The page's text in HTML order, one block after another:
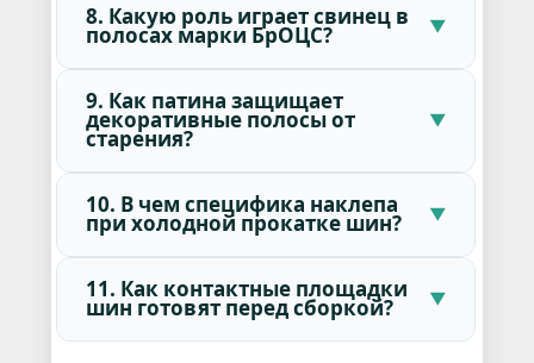
8. Какую роль играет свинец в
полосах марки БрОЦС?
9. Как патина защищает
декоративные полосы от
старения?
10. В чем специфика наклепа
при холодной прокатке шин?
11. Как контактные площадки
шин готовят перед сборкой?